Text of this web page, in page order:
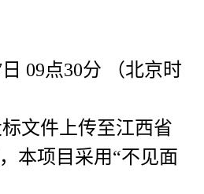
09点30分 （北京时
文件上传至江西省
本项目采用“不见面